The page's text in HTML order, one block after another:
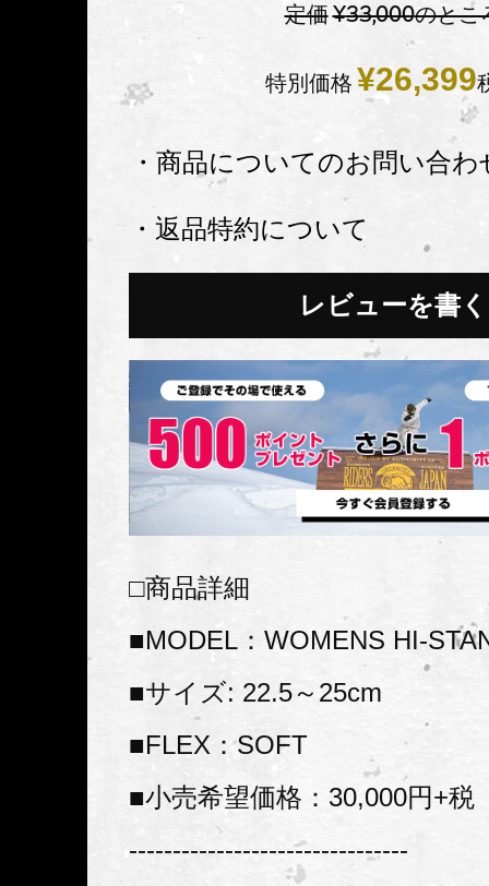
定価¥33,000のとこ
特別価格 ¥26,399
・商品についてのお問い合わ
・返品特約について
レビューを書く
□商品詳細
■MODEL：WOMENS HI-
■サイズ: 22.5～25cm
■FLEX：SOFT
■小売希望価格：30,000円+税
--------------------------------